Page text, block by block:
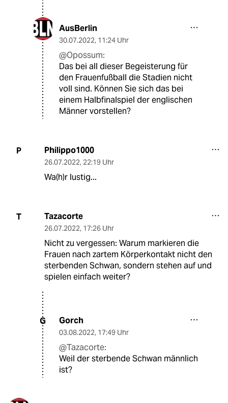
AusBerlin
30.07.2022, 11:24 Uhr
@Opossum:
Das bei all dieser Begeisterung für
den Frauenfußball die Stadien nicht
voll sind. Können Sie sich das bei
einem Halbfinalspiel der englischen
Männer vorstellen?
P Philippo1000
26.07.2022, 22:19 Uhr
Wa(h)r lustig...
T Tazacorte
26.07.2022, 17:26 Uhr
Nicht zu vergessen: Warum markieren die
Frauen nach zartem Körperkontakt nicht den
sterbenden Schwan, sondern stehen auf und
spielen einfach weiter?
G Gorch
03.08.2022, 17:49 Uhr
@Tazacorte:
Weil der sterbende Schwan männlich
ist?